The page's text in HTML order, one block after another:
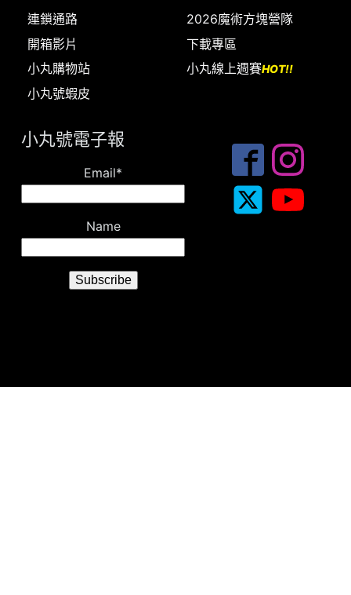
連鎖通路
開箱影片
小丸購物站
小丸號蝦皮
2026魔術方塊營隊
下載專區
小丸線上週賽HOT!!
小丸號電子報
Email*
Name